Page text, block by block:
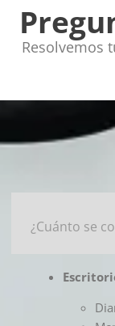
Resolvemos
¿Cuánto se